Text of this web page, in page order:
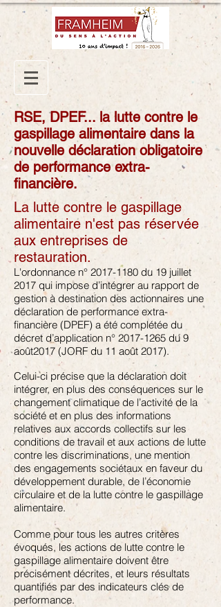
RSE, DPEF... la lutte contre le
gaspillage alimentaire dans la
nouvelle déclaration obligatoire
de performance extra-
financière.
La lutte contre le gaspillage
alimentaire n'est pas réservée
aux entreprises de
restauration.
L'ordonnance n° 2017-1180 du 19 juillet
2017 qui impose d’intégrer au rapport de
gestion à destination des actionnaires une
déclaration de performance extra-
financière (DPEF) a été complétée du
décret d’application n° 2017-1265 du 9
août2017 (JORF du 11 août 2017).
Celui-ci précise que la déclaration doit
intégrer, en plus des conséquences sur le
changement climatique de l’activité de la
société et en plus des informations
relatives aux accords collectifs sur les
conditions de travail et aux actions de lutte
contre les discriminations, une mention
des engagements sociétaux en faveur du
développement durable, de l’économie
circulaire et de la lutte contre le gaspillage
alimentaire.
Comme pour tous les autres critères
évoqués, les actions de lutte contre le
gaspillage alimentaire doivent être
précisément décrites, et leurs résultats
quantifiés par des indicateurs clés de
performance.